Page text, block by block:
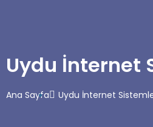
Uydu İnternet
Ana Sayfa Uydu İnternet